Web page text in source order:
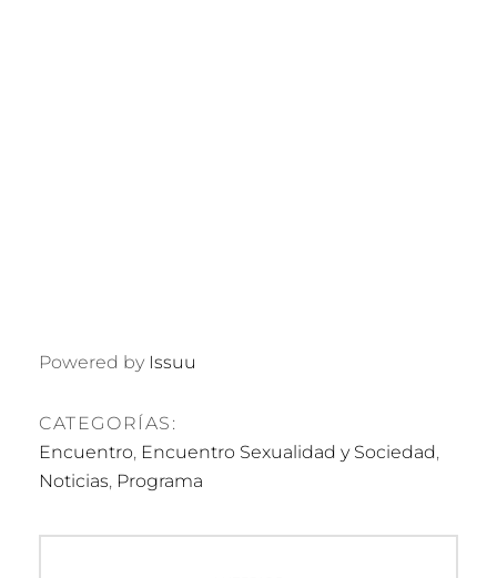
Powered by Issuu
CATEGORÍAS:
Encuentro, Encuentro Sexualidad y Sociedad,
Noticias, Programa